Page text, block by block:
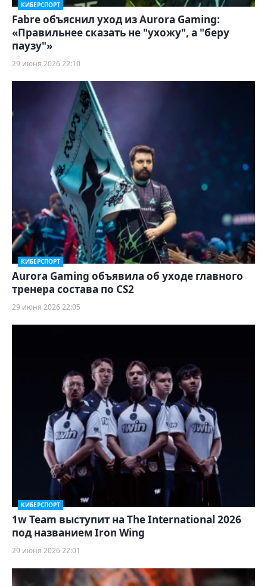
КИБЕРСПОРТ
Fabre объяснил уход из Aurora Gaming:
«Правильнее сказать не "ухожу", а "беру
паузу"»
29 июня 2026 22:10
КИБЕРСПОРТ
Aurora Gaming объявила об уходе главного
тренера состава по CS2
29 июня 2026 22:05
КИБЕРСПОРТ
1w Team выступит на The International 2026
под названием Iron Wing
29 июня 2026 22:01